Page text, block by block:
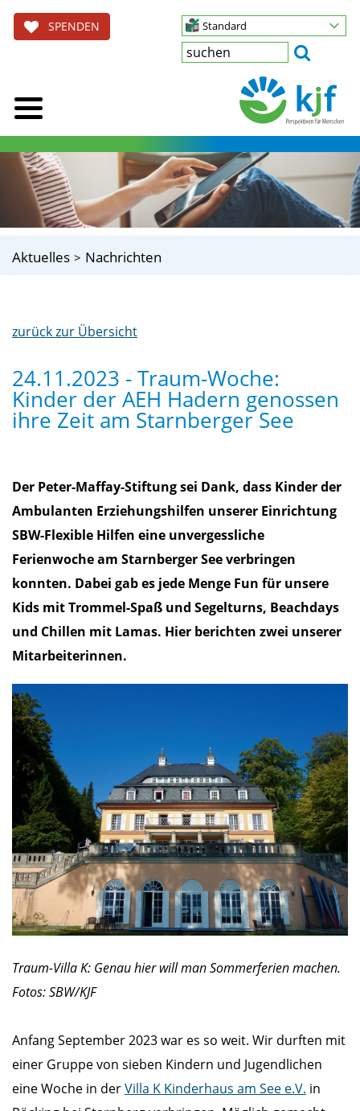
SPENDEN Standard
Aktuelles Nachrichten
zurück zur Übersicht
24.11.2023 - Traum-Woche:
Kinder der AEH Hadern genossen
ihre Zeit am Starnberger See
Der Peter-Maffay-Stiftung sei Dank, dass Kinder der
Ambulanten Erziehungshilfen unserer Einrichtung
SBW-Flexible Hilfen eine unvergessliche
Ferienwoche am Starnberger See verbringen
konnten. Dabei gab es jede Menge Fun für unsere
Kids mit Trommel-Spaß und Segelturns, Beachdays
und Chillen mit Lamas. Hier berichten zwei unserer
Mitarbeiterinnen.
Traum-Villa K: Genau hier will man Sommerferien machen.
Fotos: SBW/KJF
Anfang September 2023 war es so weit. Wir durften mit
einer Gruppe von sieben Kindern und Jugendlichen
eine Woche in derVilla K Kinderhaus am See e.V. in